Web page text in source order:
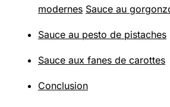
modernes Sauce au
Sauce au pesto de pistaches
Sauce aux fanes de carottes
Conclusion